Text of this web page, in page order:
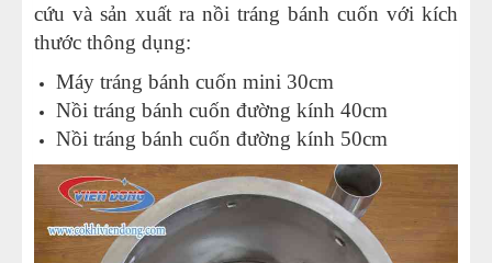
cứu và sản xuất ra nồi tráng bánh cuốn với kích
thước thông dụng:
Máy tráng bánh cuốn mini 30cm
Nồi tráng bánh cuốn đường kính 40cm
Nồi tráng bánh cuốn đường kính 50cm